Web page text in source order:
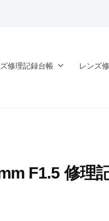
修理記録台帳 レンズ
F1.5 修理